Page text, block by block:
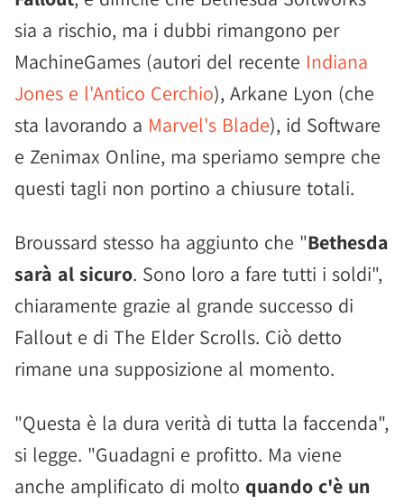
sia a rischio, ma i dubbi rimangono per
MachineGames (autori del recente Indiana
Jones e l'Antico Cerchio), Arkane Lyon (che
sta lavorando a Marvel's Blade), id Software
e Zenimax Online, ma speriamo sempre che
questi tagli non portino a chiusure totali.
Broussard stesso ha aggiunto che "Bethesda
sarà al sicuro. Sono loro a fare tutti i soldi",
chiaramente grazie al grande successo di
Fallout e di The Elder Scrolls. Ciò detto
rimane una supposizione al momento.
"Questa è la dura verità di tutta la faccenda",
si legge. "Guadagni e profitto. Ma viene
anche amplificato di molto quando c'è un